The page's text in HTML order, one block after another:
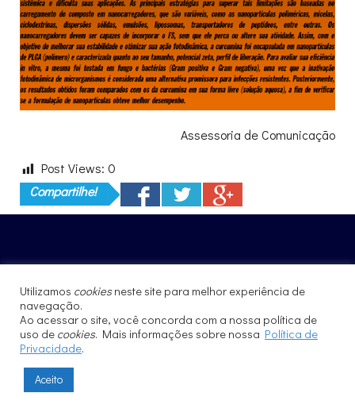
Assessoria de Comunicação
Post Views: 0
Compartilhe!
EVENTOS HISTÓRICOS
IFSC EM NÚMEROS
RELATÓRIOS DE ATIVIDADES DO IFSC
AUDITÓRIO (PROF. SÉRGIO MASCARENHAS)
Utilizamos cookiesneste site para melhor experiência de
navegação.
Ao acessar o site, você concorda com a nossa política de
uso de cookies. Mais informações sobre nossa Política de
Privacidade.
Aceito